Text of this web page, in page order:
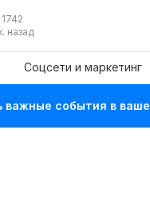
назад
Соцсети и маркетинг
важные события в